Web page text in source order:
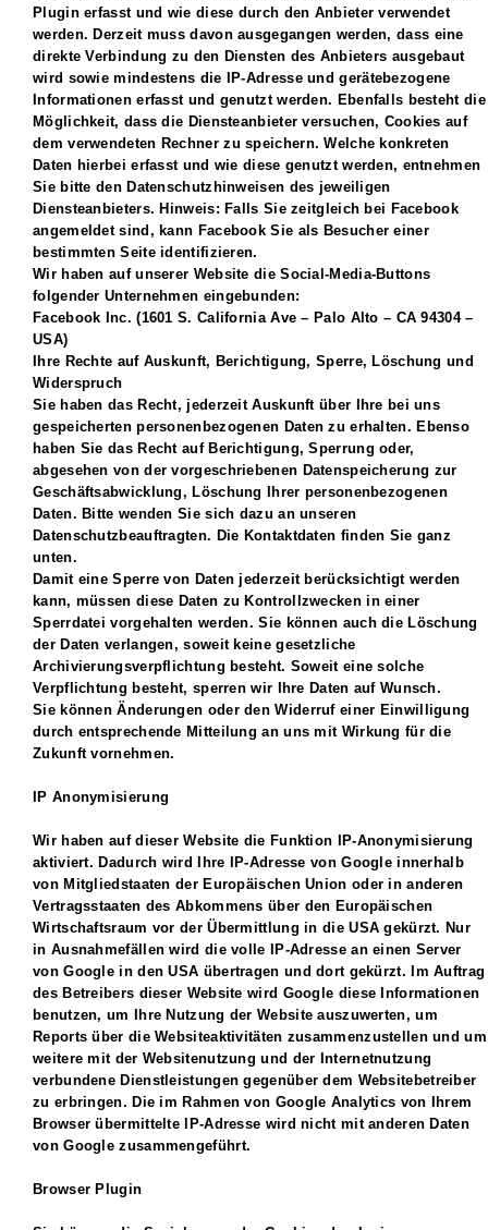
Plugin erfasst und wie diese durch den Anbieter verwendet
werden. Derzeit muss davon ausgegangen werden, dass eine
direkte Verbindung zu den Diensten des Anbieters ausgebaut
wird sowie mindestens die IP-Adresse und gerätebezogene
Informationen erfasst und genutzt werden. Ebenfalls besteht die
Möglichkeit, dass die Diensteanbieter versuchen, Cookies auf
dem verwendeten Rechner zu speichern. Welche konkreten
Daten hierbei erfasst und wie diese genutzt werden, entnehmen
Sie bitte den Datenschutzhinweisen des jeweiligen
Diensteanbieters. Hinweis: Falls Sie zeitgleich bei Facebook
angemeldet sind, kann Facebook Sie als Besucher einer
bestimmten Seite identifizieren.
Wir haben auf unserer Website die Social-Media-Buttons
folgender Unternehmen eingebunden:
Facebook Inc. (1601 S. California Ave – Palo Alto – CA 94304 –
USA)
Ihre Rechte auf Auskunft, Berichtigung, Sperre, Löschung und
Widerspruch
Sie haben das Recht, jederzeit Auskunft über Ihre bei uns
gespeicherten personenbezogenen Daten zu erhalten. Ebenso
haben Sie das Recht auf Berichtigung, Sperrung oder,
abgesehen von der vorgeschriebenen Datenspeicherung zur
Geschäftsabwicklung, Löschung Ihrer personenbezogenen
Daten. Bitte wenden Sie sich dazu an unseren
Datenschutzbeauftragten. Die Kontaktdaten finden Sie ganz
unten.
Damit eine Sperre von Daten jederzeit berücksichtigt werden
kann, müssen diese Daten zu Kontrollzwecken in einer
Sperrdatei vorgehalten werden. Sie können auch die Löschung
der Daten verlangen, soweit keine gesetzliche
Archivierungsverpflichtung besteht. Soweit eine solche
Verpflichtung besteht, sperren wir Ihre Daten auf Wunsch.
Sie können Änderungen oder den Widerruf einer Einwilligung
durch entsprechende Mitteilung an uns mit Wirkung für die
Zukunft vornehmen.
IP Anonymisierung
Wir haben auf dieser Website die Funktion IP-Anonymisierung
aktiviert. Dadurch wird Ihre IP-Adresse von Google innerhalb
von Mitgliedstaaten der Europäischen Union oder in anderen
Vertragsstaaten des Abkommens über den Europäischen
Wirtschaftsraum vor der Übermittlung in die USA gekürzt. Nur
in Ausnahmefällen wird die volle IP-Adresse an einen Server
von Google in den USA übertragen und dort gekürzt. Im Auftrag
des Betreibers dieser Website wird Google diese Informationen
benutzen, um Ihre Nutzung der Website auszuwerten, um
Reports über die Websiteaktivitäten zusammenzustellen und um
weitere mit der Websitenutzung und der Internetnutzung
verbundene Dienstleistungen gegenüber dem Websitebetreiber
zu erbringen. Die im Rahmen von Google Analytics von Ihrem
Browser übermittelte IP-Adresse wird nicht mit anderen Daten
von Google zusammengeführt.
Browser Plugin